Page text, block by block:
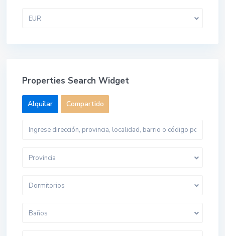
EUR
Properties Search Widget
Alquilar Compartido
Provincia
Dormitorios
Baños